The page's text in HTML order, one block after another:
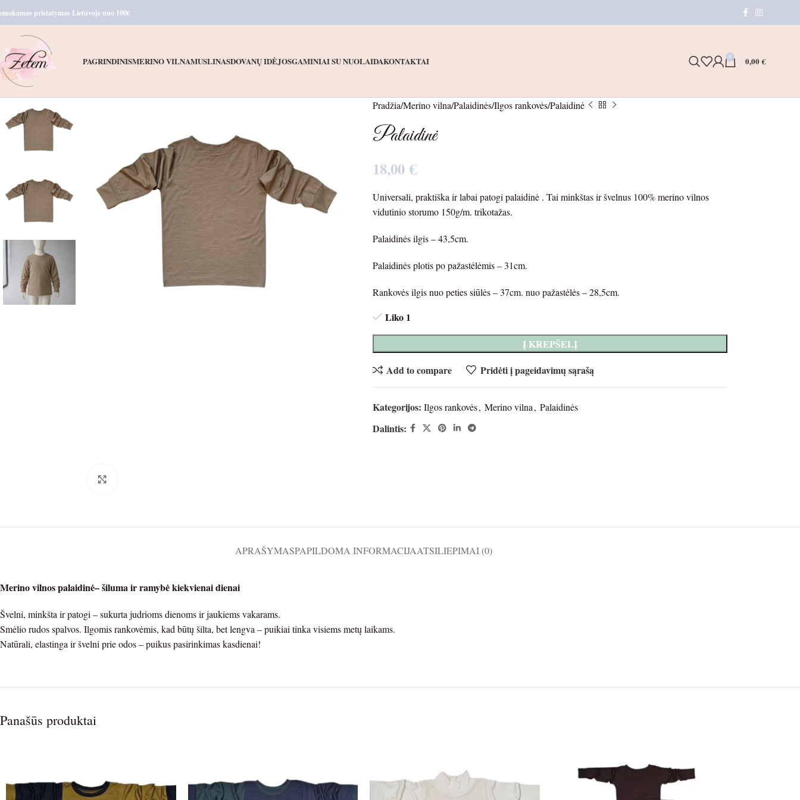
pristatymas Lietuvoje nuo 100€
PAGRINDINISMERINO VILNAMUSLINASDOVANŲ IDĖJOSGAMINIAI SU NUOLAIDAKONTAKTAI 0 0,00€
Pradžia Merino vilna PalaidinėsIlgos rankovėsPalaidinė
Palaidinė
18,00€
Universali, praktiška ir labai patogi palaidinė . Tai minkštas ir švelnus 100% merino vilnos
vidutinio storumo 150g/m. trikotažas.
Palaidinės ilgis – 43,5cm.
Palaidinės plotis po pažastėlėmis – 31cm.
Rankovės ilgis nuo peties siūlės – 37cm. nuo pažastėlės – 28,5cm.
Liko 1
Į KREPŠELĮ
Add to compare
Pridėti į pageidavimų sąrašą
Kategorijos: Ilgos rankovės, Merino vilna, Palaidinės
Dalintis:
APRAŠYMASPAPILDOMA INFORMACIJAATSILIEPIMAI (0)
Merino vilnos palaidinė– šiluma ir ramybė kiekvienai dienai
Švelni, minkšta ir patogi – sukurta judrioms dienoms ir jaukiems vakarams.
Smėlio rudos spalvos. Ilgomis rankovėmis, kad būtų šilta, bet lengva – puikiai tinka visiems metų laikams.
Natūrali, elastinga ir švelni prie odos – puikus pasirinkimas kasdienai!
Panašūs produktai